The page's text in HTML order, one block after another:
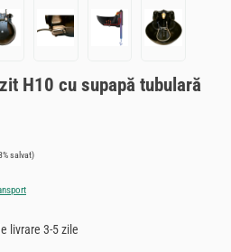
H10 cu supapă tubulară
salvat)
livrare 3-5 zile